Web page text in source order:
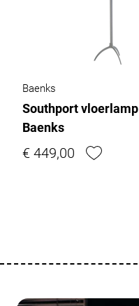
Baenks
Southport vloerlamp
Baenks
€ 449,00